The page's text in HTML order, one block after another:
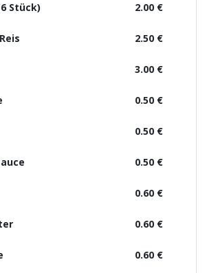
2.00 €
Stück)
2.50 €
3.00 €
0.50 €
0.50 €
0.50 €
0.60 €
0.60 €
0.60 €